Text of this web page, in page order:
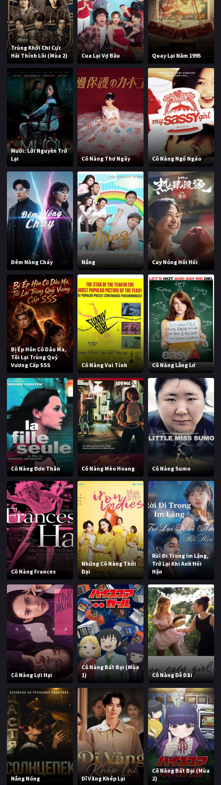
Trùng Khởi Chi Cực
Hải Thính Lôi (Mùa 2)
Cua Lại Vợ Bầu Quay Lại Năm 1995
Mười: Lời Nguyền Trở
Lại
Cô Nàng Thơ Ngây Cô Nàng Ngổ Ngáo
Đêm Nồng Cháy Nắng Cay Nóng Hôi Hổi
Bị Ép Hôn Cô Dâu Ma,
Tôi Lại Trùng Quỷ
Vương Cấp SSS
Cô Nàng Vui Tính Cô Nàng Lẳng Lơ
Cô Nàng Đơn Thân Cô Nàng Mèo Hoang Cô Nàng Sumo
Cô Nàng Frances
Những Cô Nàng Thời
Đại
Rừi Đi Trong Im Lặng,
Trở Lại Khi Anh Hối
Hận
Cô Nàng Lợi Hại
Cô Nàng Bất Bại (Mùa
1)
Cô Nàng Dễ Dãi
Nắng Nóng Dĩ Vãng Khép Lại
Cô Nàng Bất Bại (Mùa
2)